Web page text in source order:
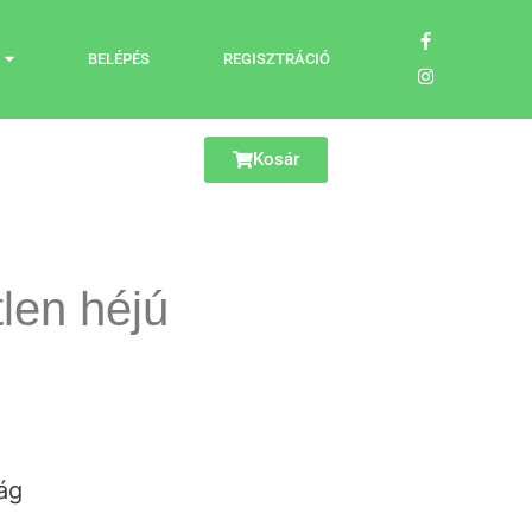
BELÉPÉS REGISZTRÁCIÓ
Kosár
héjú